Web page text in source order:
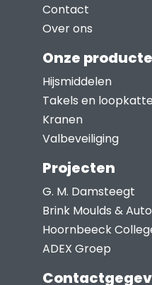
Contact
Over ons
Onze
Hijsmiddelen
Takels en
Kranen
Valbeveiliging
Projecten
G. M. Damsteegt
Brink Moulds &
Hoornbeeck
ADEX Groep